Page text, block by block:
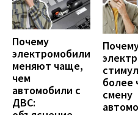
Почему
электромобили
меняют чаще,
чем
автомобили с
ДВС:
более
смену